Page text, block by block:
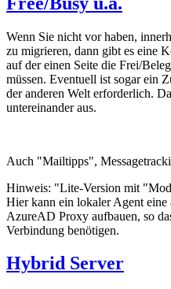
Wenn Sie nicht vor haben,
zu migrieren, dann gibt es eine
auf der einen Seite die Frei/
müssen. Eventuell ist sogar ein
der anderen Welt erforderlich.
untereinander aus.
Auch "Mailtipps",
Hinweis: "Lite-Version mit
Hier kann ein lokaler Agent eine
AzureAD Proxy aufbauen, so
Verbindung benötigen.
Hybrid Server